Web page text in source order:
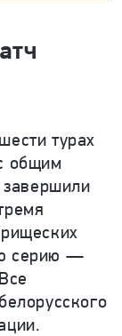
турах
общим
серию —